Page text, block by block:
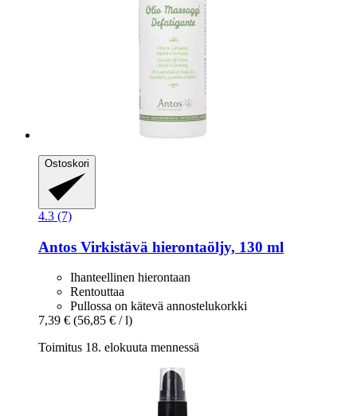
Ostoskori
4.3 (7)
Antos Virkistävä hierontaöljy, 130 ml
Ihanteellinen hierontaan
Rentouttaa
Pullossa on kätevä annostelukorkki
7,39 € (56,85 € / l)
Toimitus 18. elokuuta mennessä